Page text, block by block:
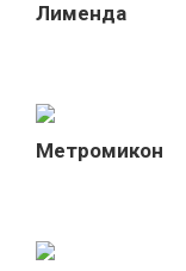
Лименда
Метромикон